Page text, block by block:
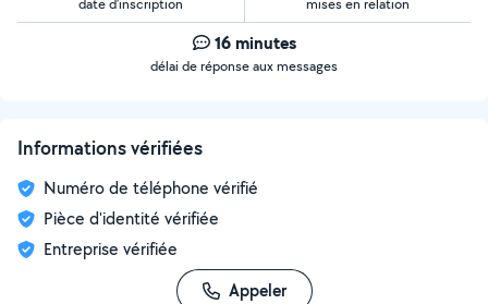
date d’inscription mises en relation
16 minutes
délai de réponse aux messages
Informations vérifiées
Numéro de téléphone vérifié
Pièce d'identité vérifiée
Entreprise vérifiée
Appeler